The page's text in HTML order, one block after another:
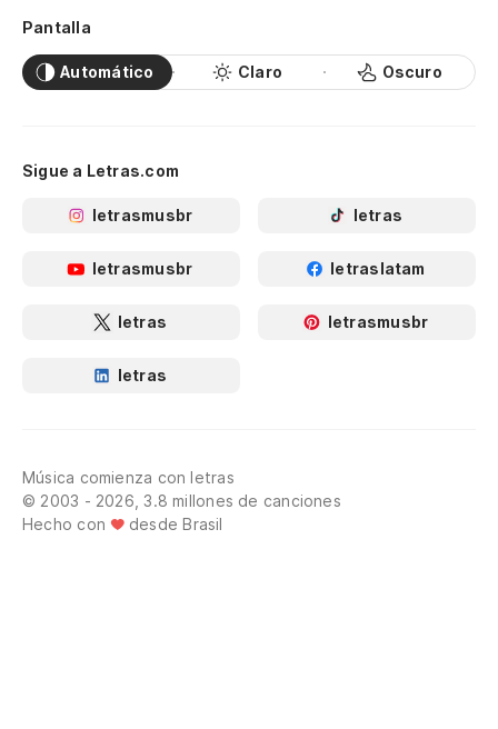
Pantalla
Automático Claro Oscuro
Sigue a Letras.com
letrasmusbr letras
letrasmusbr letraslatam
letras letrasmusbr
letras
Música comienza con letras
© 2003 - 2026, 3.8 millones de canciones
Hecho con
desde Brasil